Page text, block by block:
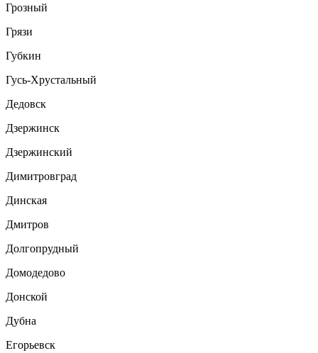
Грозный
Грязи
Губкин
Гусь-Хрустальный
Дедовск
Дзержинск
Дзержинский
Димитровград
Динская
Дмитров
Долгопрудный
Домодедово
Донской
Дубна
Егорьевск